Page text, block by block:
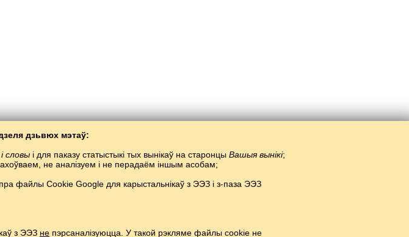
дзьвюх мэтаў:
словыі для паказу статыстыкі тых вынікаў на старонцы Вашыя вынікі;
не аналізуем і не перадаём іншым асобам;
файлы Cookie Google для карыстальнікаў з ЭЭЗ і з-паза ЭЭЗ
з ЭЭЗ не пэрсаналізуюцца. У такой рэкляме файлы cookie не
мова ў малюнках